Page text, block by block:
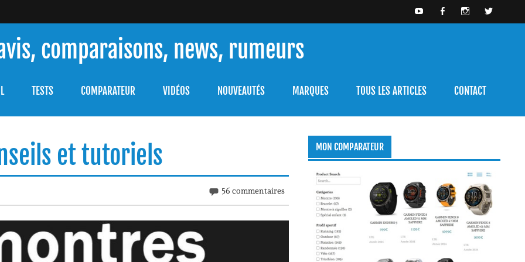
comparaisons, news, rumeurs
TESTS COMPARATEUR VIDÉOS NOUVEAUTÉS MARQUES TOUS LES ARTICLES CONTACT
et tutoriels
56 commentaires
MON COMPARATEUR